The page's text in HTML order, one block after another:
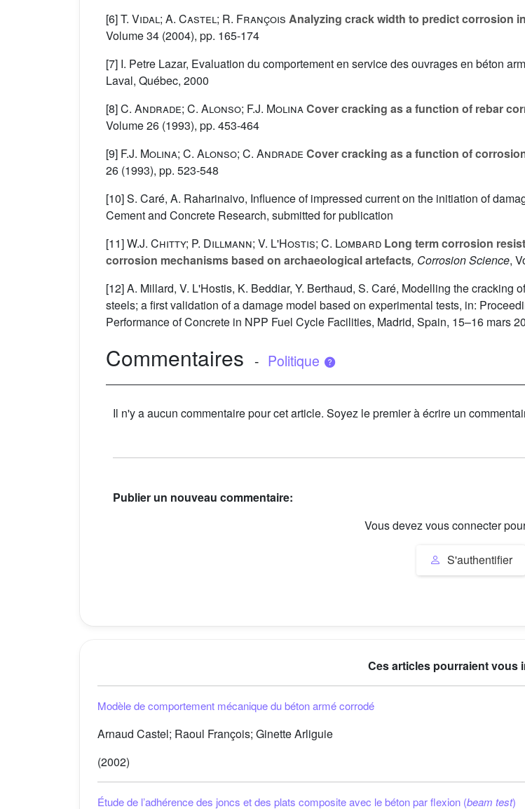
[6]T. Vidal; A. Castel; R. François Analyzing crack width to predict corrosion
Volume 34 (2004), pp. 165-174
[7] I. Petre Lazar, Evaluation du comportement en service des ouvrages en béton
Laval, Québec, 2000
[8]C. Andrade; C. Alonso; F.J. MolinaCover cracking as a function of rebar
Volume 26 (1993), pp. 453-464
[9] F.J. Molina; C. Alonso; C. Andrade Cover cracking as a function of
26 (1993), pp. 523-548
[10] S. Caré, A. Raharinaivo, Influence of impressed current on the initiation of
Cement and Concrete Research, submitted for publication
[11]W.J. Chitty; P. Dillmann; V. L'Hostis; C. Lombard Long term corrosion
corrosion mechanisms based on archaeological artefacts, Corrosion Science,
[12] A. Millard, V. L'Hostis, K. Beddiar, Y. Berthaud, S. Caré, Modelling the cracking
steels; a first validation of a damage model based on experimental tests, in:
Performance of Concrete in NPP Fuel Cycle Facilities, Madrid, Spain, 15–16 mars
Commentaires - Politique
Il n'y a aucun commentaire pour cet article. Soyez le premier à écrire un
Publier un nouveau commentaire:
Vous devez vous connecter
S'authentifier
Ces articles pourraient vous
Modèle de comportement mécanique du béton armé corrodé
Arnaud Castel; Raoul François; Ginette Arliguie
(2002)
Étude de lʼadhérence des joncs et des plats composite avec le béton par flexion (beam test)